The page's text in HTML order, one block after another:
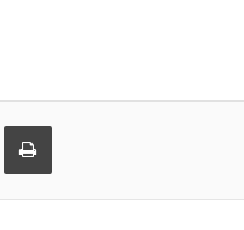
via Email Print